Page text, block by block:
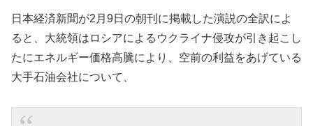
日本経済新聞が2月9日の朝刊に掲載した演説の全訳によ
ると、大統領はロシアによるウクライナ侵攻が引き起こし
たにエネルギー価格高騰により、空前の利益をあげている
大手石油会社について、